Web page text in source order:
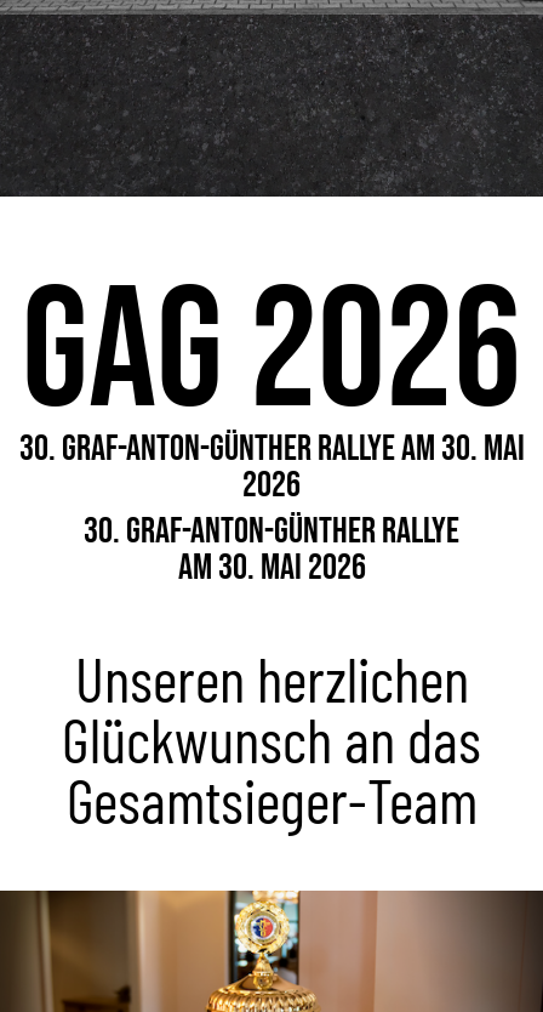
GAG 2026
30. Graf-Anton-Günther Rallye am 30. Mai
2026
30. Graf-Anton-Günther Rallye
am 30. Mai 2026
Unseren herzlichen
Glückwunsch an das
Gesamtsieger-Team